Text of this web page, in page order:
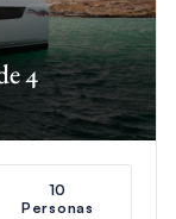
4
10
Personas